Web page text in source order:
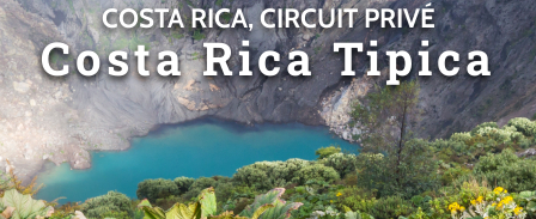
COSTA RICA, CIRCUIT PRIVÉ
Costa Rica Tipica